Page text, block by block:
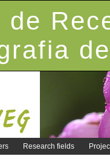
de
Research fields